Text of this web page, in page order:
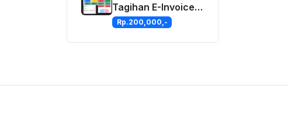
Tagihan E-Invoice
Dengan PHP dan
Rp.200,000,-